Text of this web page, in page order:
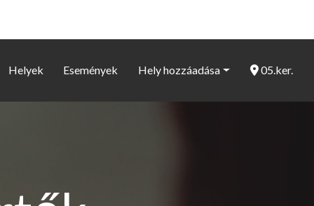
Helyek Események Hely hozzáadása 05.ker.